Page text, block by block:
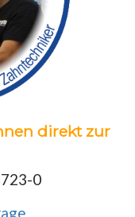
direkt zur
0